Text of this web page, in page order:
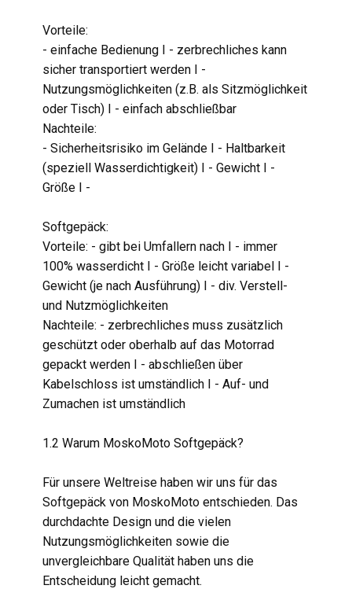
Vorteile:
- einfache Bedienung I - zerbrechliches kann
sicher transportiert werden I -
Nutzungsmöglichkeiten (z.B. als Sitzmöglichkeit
oder Tisch) I - einfach abschließbar
Nachteile:
- Sicherheitsrisiko im Gelände I - Haltbarkeit
(speziell Wasserdichtigkeit) I - Gewicht I -
Größe I -
Softgepäck:
Vorteile: - gibt bei Umfallern nach I - immer
100% wasserdicht I - Größe leicht variabel I -
Gewicht (je nach Ausführung) I - div. Verstell-
und Nutzmöglichkeiten
Nachteile: - zerbrechliches muss zusätzlich
geschützt oder oberhalb auf das Motorrad
gepackt werden I - abschließen über
Kabelschloss ist umständlich I - Auf- und
Zumachen ist umständlich
1.2 Warum MoskoMoto Softgepäck?
Für unsere Weltreise haben wir uns für das
Softgepäck von MoskoMoto entschieden. Das
durchdachte Design und die vielen
Nutzungsmöglichkeiten sowie die
unvergleichbare Qualität haben uns die
Entscheidung leicht gemacht.